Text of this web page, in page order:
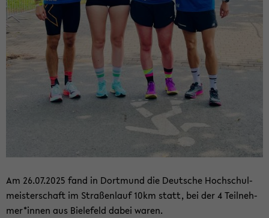
Am 26.07.2025 fand in Dort­mund die Deut­sche Hoch­schul­
meis­ter­schaft im Stra­ßen­lauf 10km statt, bei der 4 Teil­neh­
mer*innen aus Bie­le­feld dabei waren.